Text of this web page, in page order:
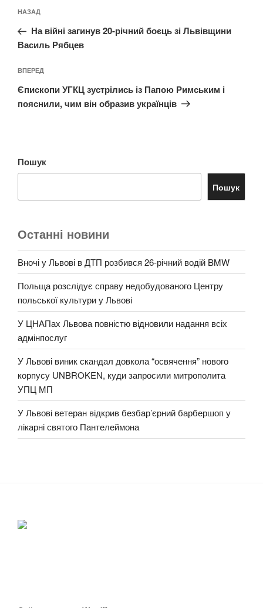
записів
Попередній
запис:
НАЗАД
На війні загинув 20-річний боєць зі Львівщини
Василь Рябцев
Наступний
запис
ВПЕРЕД
Єпископи УГКЦ зустрілись із Папою Римським і
пояснили, чим він образив українців
Пошук
Пошук
Останні новини
Вночі у Львові в ДТП розбився 26-річний водій BMW
Польща розслідує справу недобудованого Центру
польської культури у Львові
У ЦНАПах Львова повністю відновили надання всіх
адмінпослуг
У Львові виник скандал довкола “освячення” нового
корпусу UNBROKEN, куди запросили митрополита
УПЦ МП
У Львові ветеран відкрив безбар’єрний барбершоп у
лікарні святого Пантелеймона